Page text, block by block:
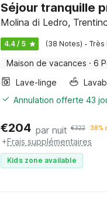
Séjour tranquille
Molina di Ledro,
4.4 / 5 (38 Notes) · Très
Maison de vacances · 6
Lave-linge
Annulation offerte 43
€204 par nuit €322 38%
+Frais supplémentaires
Kids zone available